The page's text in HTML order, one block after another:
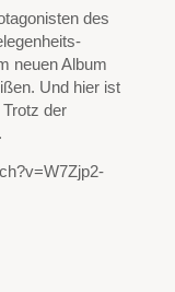
des
neuen Album
Und hier ist
Trotz der